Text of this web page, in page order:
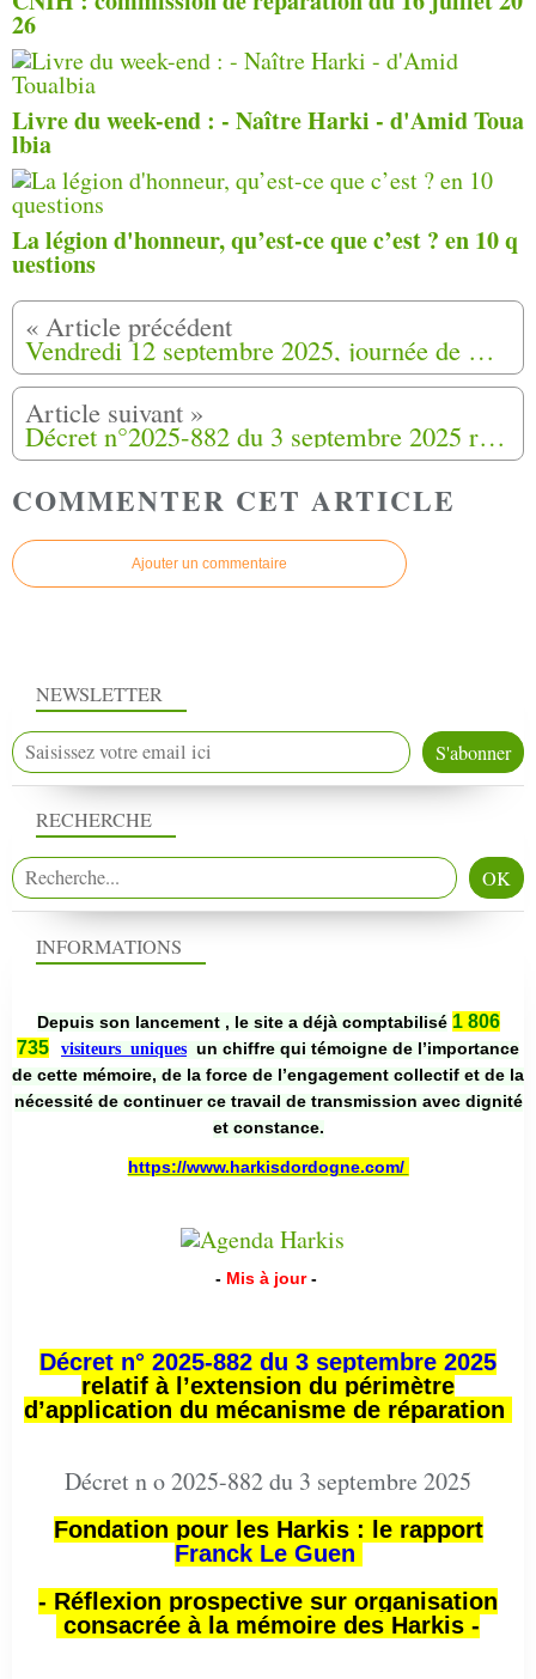
26
Livre du week-end : - Naître Harki - d'Amid Toua
lbia
La légion d'honneur, qu’est-ce que c’est ? en 10 q
uestions
Vendredi 12 septembre 2025, journée de mémoire et de reconnaissance consacrée aux anciens quartiers harkis d’Amiens Nord, à l’Espace Dewailly (80)
Décret n°2025-882 du 3 septembre 2025 relatif à l’extension du périmètre d’application du mécanisme de réparation
COMMENTER CET ARTICLE
Ajouter un commentaire
NEWSLETTER
RECHERCHE
INFORMATIONS
Depuis son lancement , le site a déjà comptabilisé 1 806
735
visiteurs uniques un chiffre qui témoigne de l’importance
de cette mémoire, de la force de l’engagement collectif et de la
nécessité de continuer ce travail de transmission avec dignité
et constance.
https://www.harkisdordogne.com/
- Mis à jour -
Décret n° 2025-882 du 3 septembre 2025
relatif à l’extension du périmètre
d’application du mécanisme de réparation
Décret n o 2025-882 du 3 septembre 2025
Fondation pour les Harkis : le rapport
Franck Le Guen
- Réflexion prospective sur organisation
consacrée à la mémoire des Harkis -